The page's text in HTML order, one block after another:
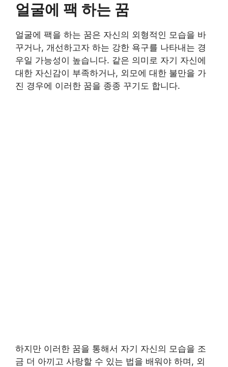
얼굴에 팩 하는 꿈
얼굴에 팩을 하는 꿈은 자신의 외형적인 모습을 바
꾸거나, 개선하고자 하는 강한 욕구를 나타내는 경
우일 가능성이 높습니다. 같은 의미로 자기 자신에
대한 자신감이 부족하거나, 외모에 대한 불만을 가
진 경우에 이러한 꿈을 종종 꾸기도 합니다.
하지만 이러한 꿈을 통해서 자기 자신의 모습을 조
금 더 아끼고 사랑할 수 있는 법을 배워야 하며, 외